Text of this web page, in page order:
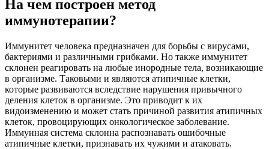
На чем построен метод
иммунотерапии?
Иммунитет человека предназначен для борьбы с вирусами,
бактериями и различными грибками. Но также иммунитет
склонен реагировать на любые инородные тела, возникающие
в организме. Таковыми и являются атипичные клетки,
которые развиваются вследствие нарушения привычного
деления клеток в организме. Это приводит к их
видоизменению и может стать причиной развития атипичных
клеток, провоцирующих онкологическое заболевание.
Иммунная система склонна распознавать ошибочные
атипичные клетки, признавать их чужими и атаковать.